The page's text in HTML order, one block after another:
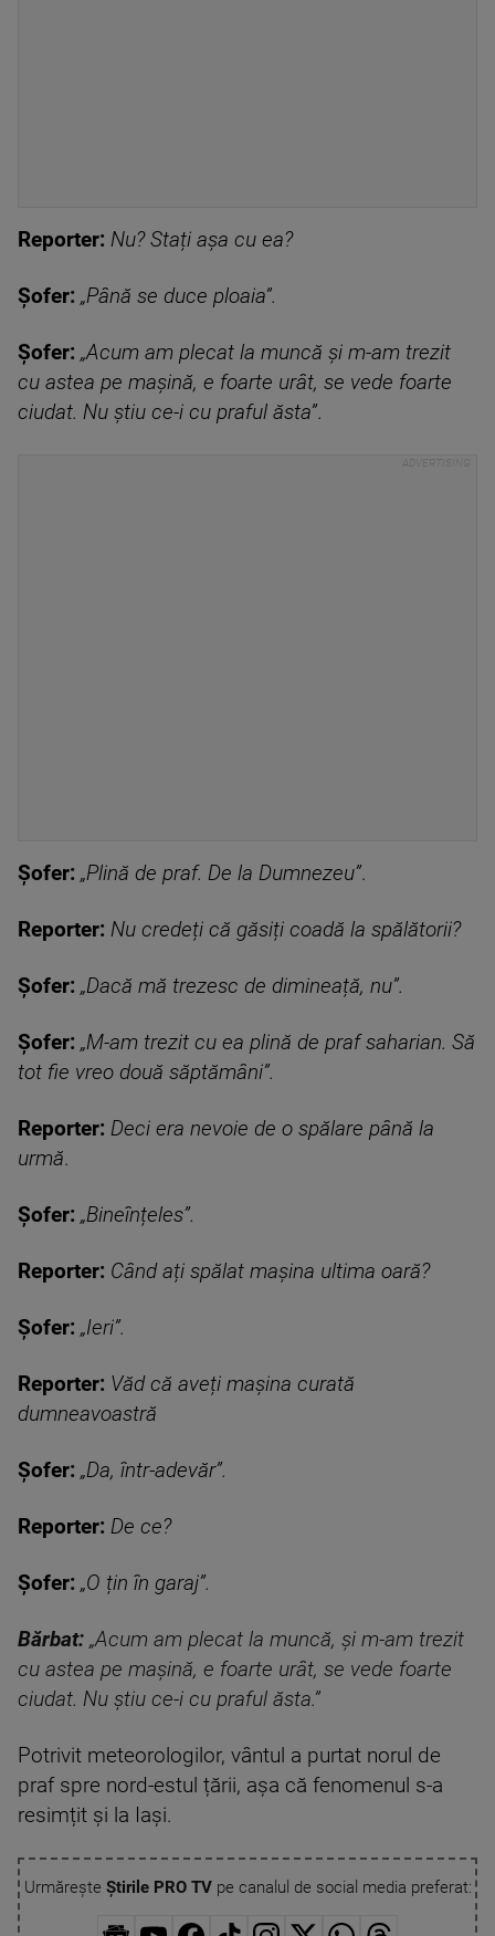
Reporter: Nu? Stați așa cu ea?
Șofer: „Până se duce ploaia”.
Șofer: „Acum am plecat la muncă și m-am trezit
cu astea pe mașină, e foarte urât, se vede foarte
ciudat. Nu știu ce-i cu praful ăsta”.
Șofer: „Plină de praf. De la Dumnezeu”.
Reporter: Nu credeți că găsiți coadă la spălătorii?
Șofer: „Dacă mă trezesc de dimineață, nu”.
Șofer: „M-am trezit cu ea plină de praf saharian. Să
tot fie vreo două săptămâni”.
Reporter: Deci era nevoie de o spălare până la
urmă.
Șofer: „Bineînțeles”.
Reporter: Când ați spălat mașina ultima oară?
Șofer: „Ieri”.
Reporter: Văd că aveți mașina curată
dumneavoastră
Șofer: „Da, într-adevăr”.
Reporter: De ce?
Șofer: „O țin în garaj”.
Bărbat: „Acum am plecat la muncă, și m-am trezit
cu astea pe mașină, e foarte urât, se vede foarte
ciudat. Nu știu ce-i cu praful ăsta.”
Potrivit meteorologilor, vântul a purtat norul de
praf spre nord-estul țării, așa că fenomenul s-a
resimțit și la Iași.
Urmărește Știrile PRO TVpe canalul de social media preferat: